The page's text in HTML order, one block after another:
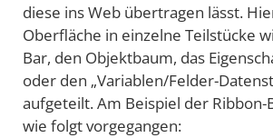
diese ins Web übertragen lässt.
Oberfläche in einzelne Teilstücke
Bar, den Objektbaum, das
oder den „Variablen/Felder-
aufgeteilt. Am Beispiel der Ribbon-
wie folgt vorgegangen: